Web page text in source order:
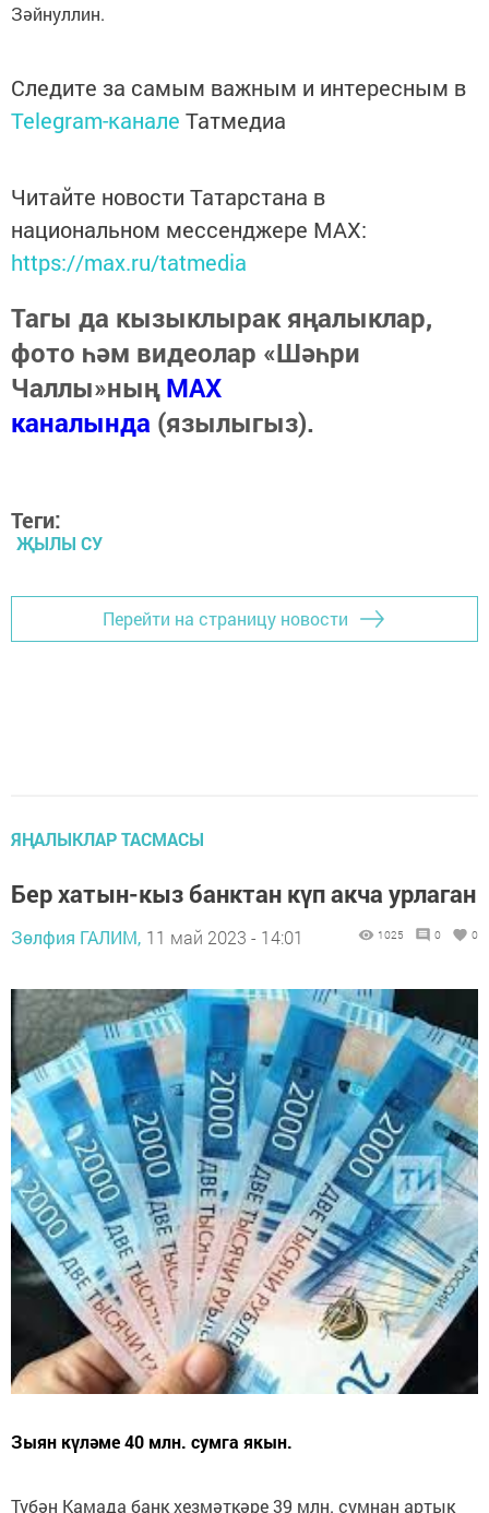
Зәйнуллин.
Следите за самым важным и интересным в
Telegram-канале Татмедиа
Читайте новости Татарстана в
национальном мессенджере MАХ:
https://max.ru/tatmedia
Тагы да кызыклырак яңалыклар,
фото һәм видеолар «Шәһри
Чаллы»ныңMAX
каналында (язылыгыз).
Теги:
ҖЫЛЫ СУ
Перейти на страницу новости
ЯҢАЛЫКЛАР ТАСМАСЫ
Бер хатын-кыз банктан күп акча урлаган
Зөлфия ГАЛИМ, 11 май 2023 - 14:01 1025 0 0
Зыян күләме 40 млн. сумга якын.
Түбән Камада банк хезмәткәре 39 млн. сумнан артык